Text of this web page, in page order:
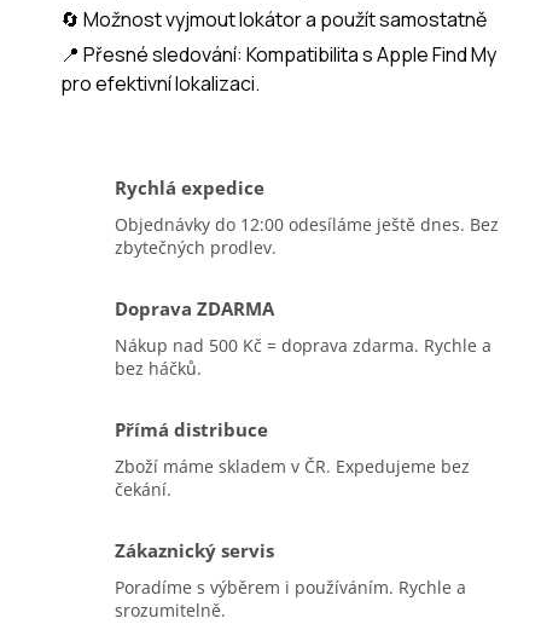
🔄 Možnost vyjmout lokátor a použít samostatně
📍 Přesné sledování: Kompatibilita s Apple Find My
pro efektivní lokalizaci.
Rychlá expedice
Objednávky do 12:00 odesíláme ještě dnes. Bez
zbytečných prodlev.
Doprava ZDARMA
Nákup nad 500 Kč = doprava zdarma. Rychle a
bez háčků.
Přímá distribuce
Zboží máme skladem v ČR. Expedujeme bez
čekání.
Zákaznický servis
Poradíme s výběrem i používáním. Rychle a
srozumitelně.